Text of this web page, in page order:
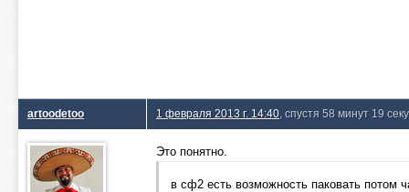
artoodetoo 1 февраля 2013 г. 14:40 , спустя 58 минут 19
Это понятно.
в сф2 есть возможность паковать потом